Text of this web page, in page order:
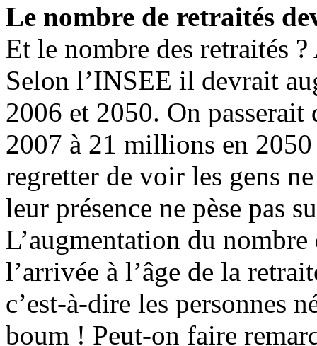
Le nombre de retraités
Et le nombre des retraités
Selon l’INSEE il devrait
2006 et 2050. On
2007 à 21 millions en
regretter de voir les gens
leur présence ne pèse pas
L’augmentation du
l’arrivée à l’âge de la
c’est-à-dire les personnes
boum ! Peut-on faire